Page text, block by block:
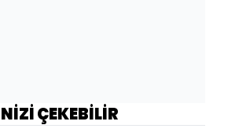
ÇEKEBİLİR